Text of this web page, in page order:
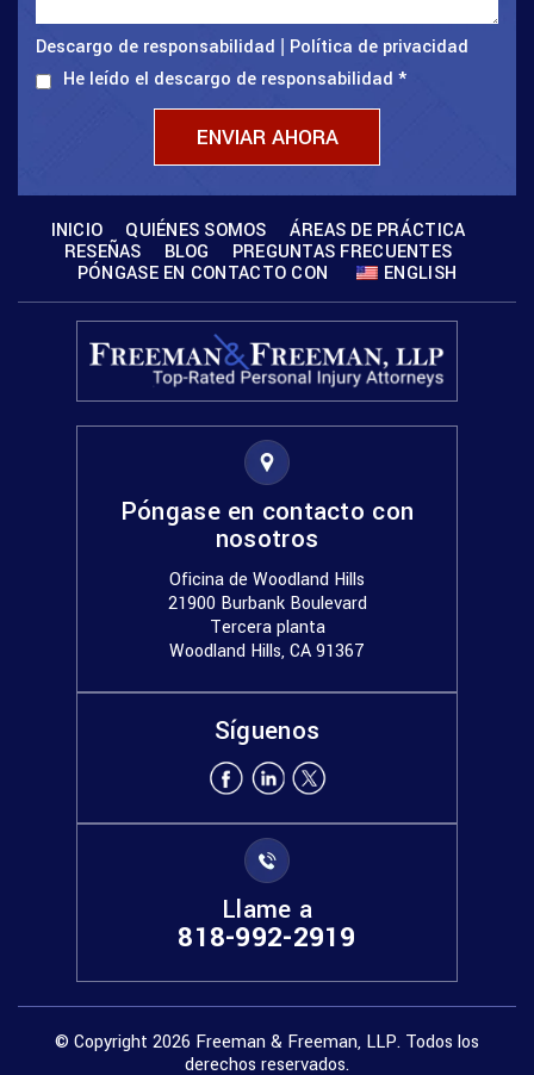
Descargo de responsabilidad
Política de privacidad
He leído el descargo de responsabilidad *
INICIO QUIÉNES SOMOS
ÁREAS DE PRÁCTICA
RESEÑAS
BLOG
PREGUNTAS FRECUENTES
PÓNGASE EN CONTACTO CON
ENGLISH
Póngase en contacto con
nosotros
Oficina de Woodland Hills
21900 Burbank Boulevard
Tercera planta
Woodland Hills, CA 91367
Síguenos
Llame a
818-992-2919
© Copyright 2026 Freeman & Freeman, LLP. Todos los
derechos reservados.